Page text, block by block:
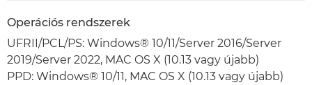
Operációs rendszerek
UFRII/PCL/PS: Windows® 10/11/Server 2016/Server
2019/Server 2022, MAC OS X (10.13 vagy újabb)
PPD: Windows® 10/11, MAC OS X (10.13 vagy újabb)